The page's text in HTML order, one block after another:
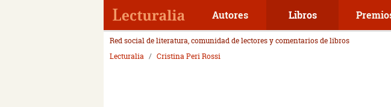
Autores Libros
Red social de literatura, comunidad de lectores y comentarios de libros
Lecturalia
Cristina Peri Rossi